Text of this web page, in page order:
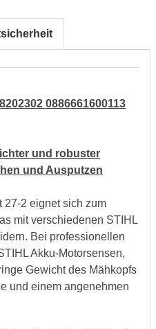
0886661600113
und robuster
und Ausputzen
27-2 eignet sich zum
mit verschiedenen STIHL
Bei professionellen
Akku-Motorsensen,
Gewicht des Mähkopfs
und einem angenehmen